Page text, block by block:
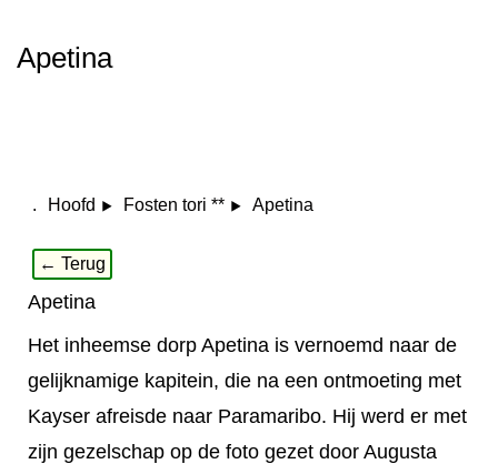
Apetina
. Hoofd Fosten tori ** Apetina
← Terug
Apetina
Het inheemse dorp Apetina is vernoemd naar de
gelijknamige kapitein, die na een ontmoeting met
Kayser afreisde naar Paramaribo. Hij werd er met
zijn gezelschap op de foto gezet door Augusta